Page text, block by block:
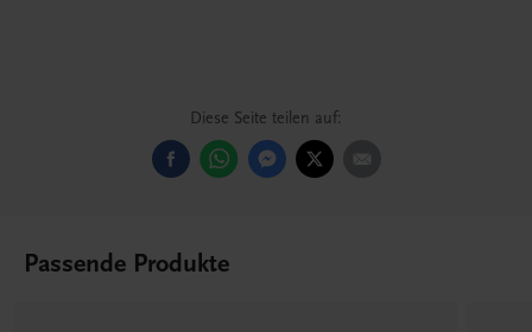
Diese Seite teilen auf:
Passende Produkte